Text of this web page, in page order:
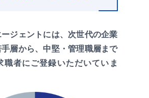
ージェントには、次世代の企業
層から、中堅・管理職層まで
職者にご登録いただいていま